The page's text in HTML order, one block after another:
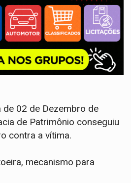
02 de Dezembro de
de Patrimônio conseguiu
contra a vítima.
mecanismo para